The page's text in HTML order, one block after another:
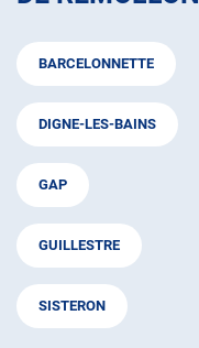
BARCELONNETTE
DIGNE-LES-BAINS
GAP
GUILLESTRE
SISTERON